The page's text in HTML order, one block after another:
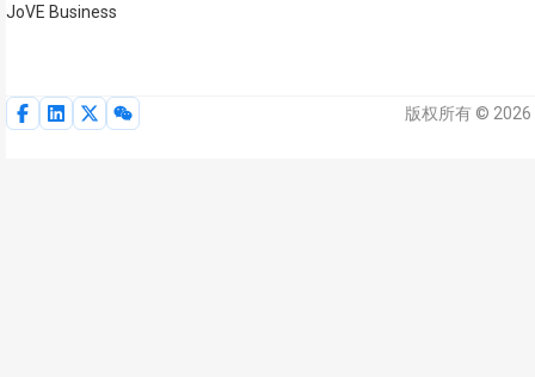
JoVE Business
版权所有 ©